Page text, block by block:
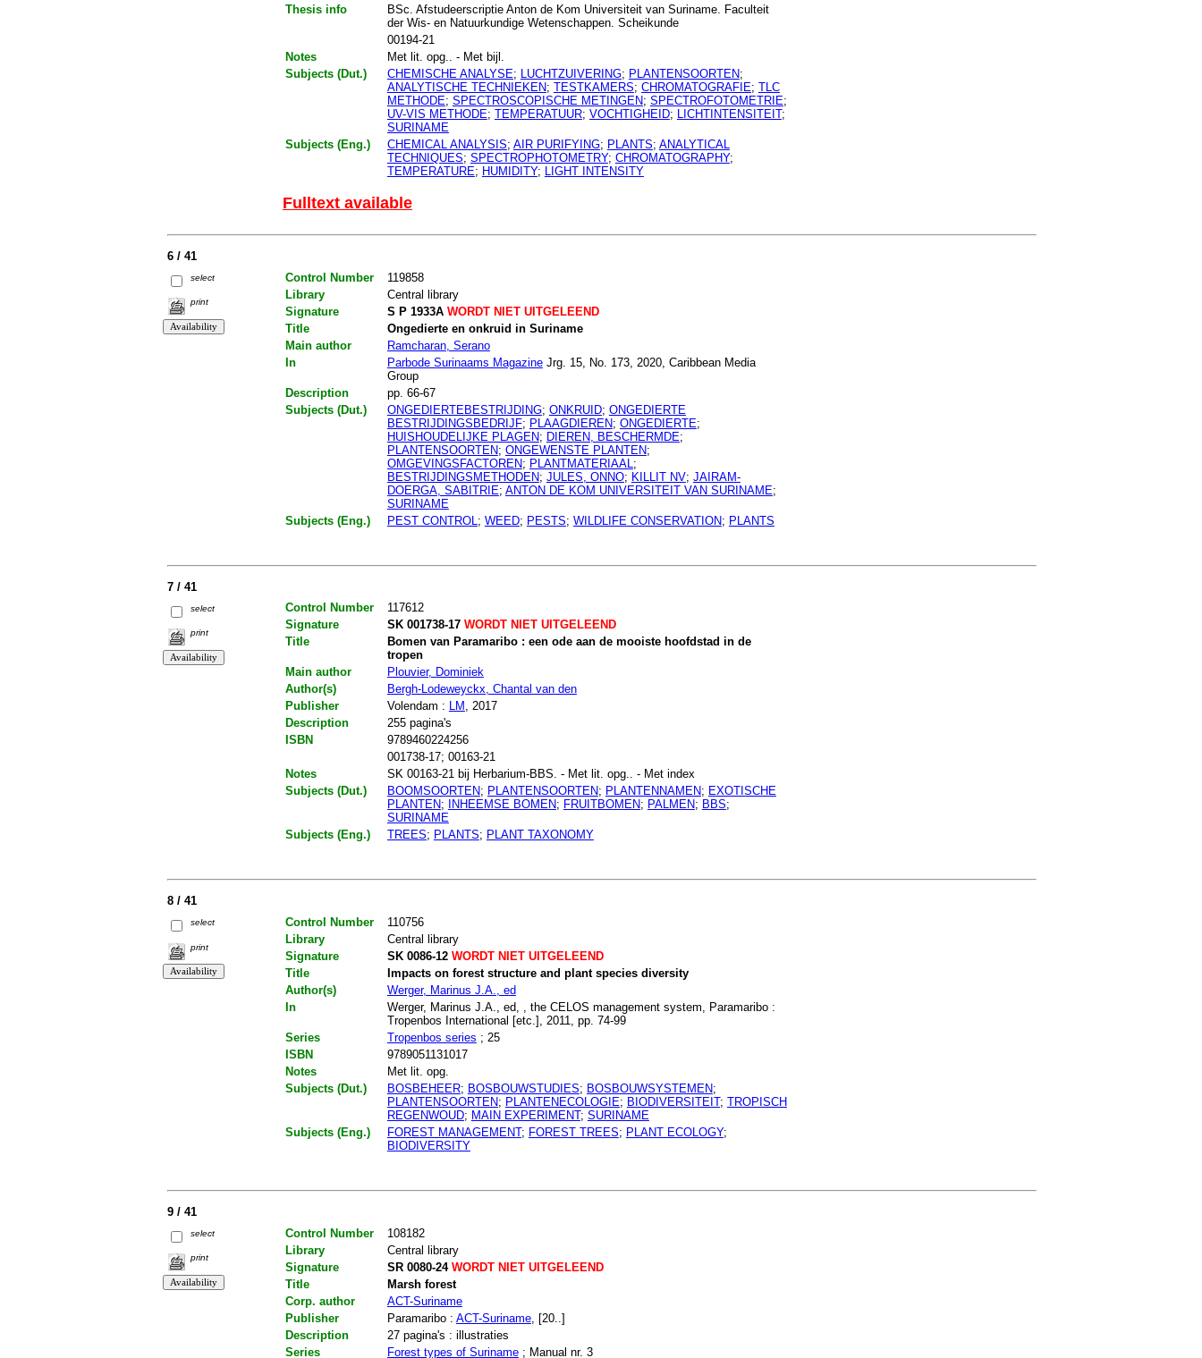
Thesis info
BSc. Afstudeerscriptie Anton de Kom Universiteit van Suriname. Faculteit
der Wis- en Natuurkundige Wetenschappen. Scheikunde
00194-21
Notes
Met lit. opg.. - Met bijl.
Subjects (Dut.)
CHEMISCHE ANALYSE; LUCHTZUIVERING; PLANTENSOORTEN;
ANALYTISCHE TECHNIEKEN; TESTKAMERS; CHROMATOGRAFIE; TLC
METHODE; SPECTROSCOPISCHE METINGEN; SPECTROFOTOMETRIE;
UV-VIS METHODE; TEMPERATUUR; VOCHTIGHEID; LICHTINTENSITEIT;
SURINAME
Subjects (Eng.)
CHEMICAL ANALYSIS; AIR PURIFYING; PLANTS; ANALYTICAL
TECHNIQUES; SPECTROPHOTOMETRY; CHROMATOGRAPHY;
TEMPERATURE; HUMIDITY; LIGHT INTENSITY
Fulltext available
6 / 41
select
print
Control Number
119858
Library
Central library
Signature
S P 1933AWORDT NIET UITGELEEND
Title
Ongedierte en onkruid in Suriname
Main author
Ramcharan, Serano
In
Parbode Surinaams MagazineJrg. 15, No. 173, 2020, Caribbean Media
Group
Description
pp. 66-67
Subjects (Dut.)
ONGEDIERTEBESTRIJDING; ONKRUID; ONGEDIERTE
BESTRIJDINGSBEDRIJF; PLAAGDIEREN; ONGEDIERTE;
HUISHOUDELIJKE PLAGEN; DIEREN, BESCHERMDE;
PLANTENSOORTEN; ONGEWENSTE PLANTEN;
OMGEVINGSFACTOREN; PLANTMATERIAAL ;
BESTRIJDINGSMETHODEN; JULES, ONNO; KILLIT NV; JAIRAM-
DOERGA, SABITRIE; ANTON DE KOM UNIVERSITEIT VAN SURINAME;
SURINAME
Subjects (Eng.)
PEST CONTROL ; WEED; PESTS; WILDLIFE CONSERVATION; PLANTS
7 / 41
select
print
Control Number
117612
Signature
SK 001738-17WORDT NIET UITGELEEND
Title
Bomen van Paramaribo : een ode aan de mooiste hoofdstad in de
tropen
Main author
Plouvier, Dominiek
Author(s)
Bergh-Lodeweyckx, Chantal van den
Publisher
Volendam : LM , 2017
Description
255 pagina's
ISBN
9789460224256
001738-17; 00163-21
Notes
SK 00163-21 bij Herbarium-BBS. - Met lit. opg.. - Met index
Subjects (Dut.)
BOOMSOORTEN; PLANTENSOORTEN; PLANTENNAMEN; EXOTISCHE
PLANTEN; INHEEMSE BOMEN; FRUITBOMEN; PALMEN; BBS;
SURINAME
Subjects (Eng.)
TREES; PLANTS; PLANT TAXONOMY
8 / 41
select
print
Control Number
110756
Library
Central library
Signature
SK 0086-12WORDT NIET UITGELEEND
Title
Impacts on forest structure and plant species diversity
Author(s)
Werger, Marinus J.A., ed
In
Werger, Marinus J.A., ed, , the CELOS management system, Paramaribo :
Tropenbos International [etc.], 2011, pp. 74-99
Series
Tropenbos series ; 25
ISBN
9789051131017
Notes
Met lit. opg.
Subjects (Dut.)
BOSBEHEER; BOSBOUWSTUDIES; BOSBOUWSYSTEMEN;
PLANTENSOORTEN; PLANTENECOLOGIE; BIODIVERSITEIT; TROPISCH
REGENWOUD; MAIN EXPERIMENT; SURINAME
Subjects (Eng.)
FOREST MANAGEMENT; FOREST TREES; PLANT ECOLOGY;
BIODIVERSITY
9 / 41
select
print
Control Number
108182
Library
Central library
Signature
SR 0080-24WORDT NIET UITGELEEND
Title
Marsh forest
Corp. author
ACT-Suriname
Publisher
Paramaribo : ACT-Suriname, [20..]
Description
27 pagina's : illustraties
Series
Forest types of Suriname; Manual nr. 3